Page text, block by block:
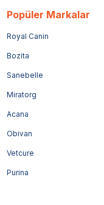
Popüler Markalar
Royal Canin
Bozita
Sanebelle
Miratorg
Acana
Obivan
Vetcure
Purina